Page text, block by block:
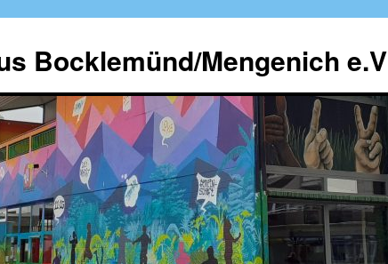
Bocklemünd/Mengenich e.V